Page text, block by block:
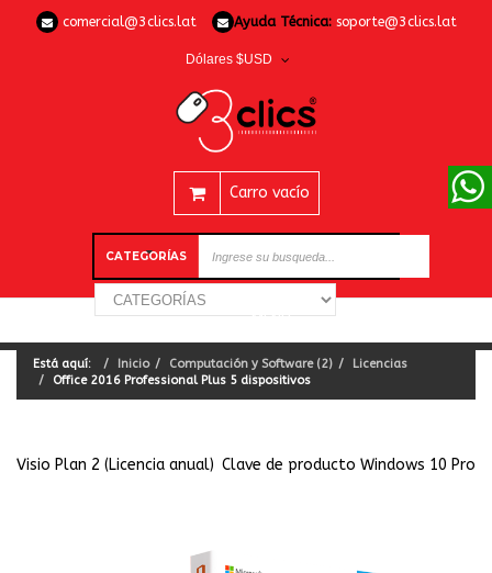
comercial@3clics.lat Ayuda Técnica: soporte@3clics.lat
Dólares $USD
Carro vacío
CATEGORÍAS
Está aquí: Inicio Computación y Software (2)
Licencias
Office 2016 Professional Plus 5 dispositivos
Visio Plan 2 (Licencia anual) Clave de producto Windows 10 Pro